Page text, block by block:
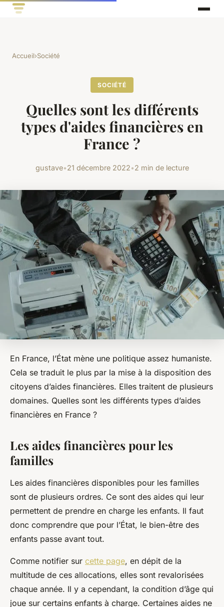
Accueil›Société
SOCIÉTÉ
Quelles sont les différents
types d'aides financières en
France ?
gustave•21 décembre 2022•2 min de lecture
En France, l’État mène une politique assez humaniste.
Cela se traduit le plus par la mise à la disposition des
citoyens d’aides financières. Elles traitent de plusieurs
domaines. Quelles sont les différents types d’aides
financières en France ?
Les aides financières pour les
familles
Les aides financières disponibles pour les familles
sont de plusieurs ordres. Ce sont des aides qui leur
permettent de prendre en charge les enfants. Il faut
donc comprendre que pour l’État, le bien-être des
enfants passe avant tout.
Comme notifier sur cette page, en dépit de la
multitude de ces allocations, elles sont revalorisées
chaque année. Il y a cependant, la condition d’âge qui
joue sur certains enfants à charge. Certaines aides ne